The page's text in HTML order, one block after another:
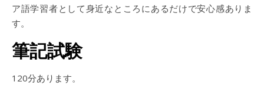
ア語学習者として身近なところにあるだけで安心感ありま
す。
筆記試験
120分あります。